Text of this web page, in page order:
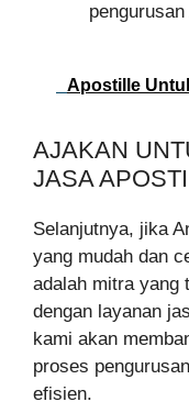
Apostille
AJAKAN
JASA
Selanjutnya, jika
yang mudah dan
adalah mitra yang
dengan layanan
kami akan
proses
efisien.